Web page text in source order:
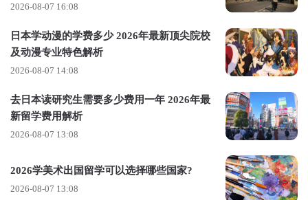
● 学费
全日制2年（122,000港币/年）非全日制3-4年（81,400港币/年）
● 一般要求
✓ 学院相关学科的学士学位（荣誉）学位；或获得认可机构的
相关学科学士学位；或来自学院或其他认可机构的同等标准的
其他资格；
2026-08-07 16:08
日本学动漫的学费多少 2026年最新顶尖院校
及动漫专业特色解析
2026-08-07 14:08
去日本读研究生需要多少费用一年 2026年最
新留学费用解析
2026-08-07 13:08
2026学美术出国留学可以选择哪些国家?
2026-08-07 13:08